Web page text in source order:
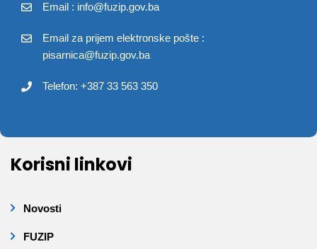
Email : info@fuzip.gov.ba
Email za prijem elektronske pošte :
pisarnica@fuzip.gov.ba
Telefon: +387 33 563 350
Korisni linkovi
Novosti
FUZIP